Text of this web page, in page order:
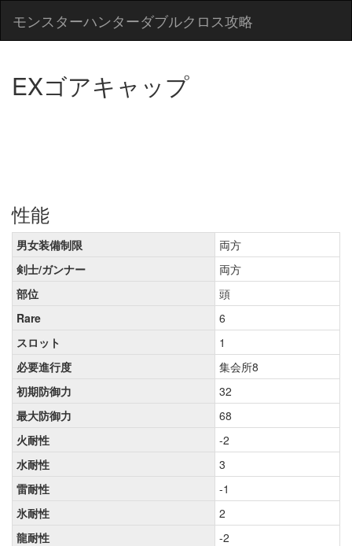
モンスターハンターダブルクロス攻略
EXゴアキャップ
性能
男女装備制限
両方
剣士/ガンナー
両方
部位
頭
Rare
6
スロット
1
必要進行度
集会所8
初期防御力
32
最大防御力
68
火耐性
-2
水耐性
3
雷耐性
-1
氷耐性
2
龍耐性
-2